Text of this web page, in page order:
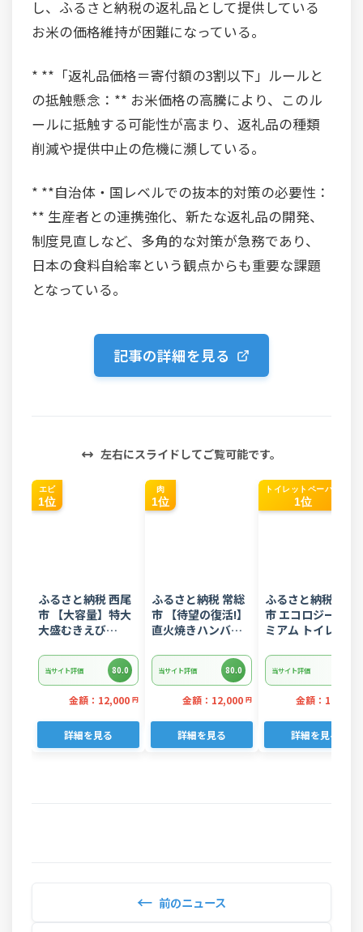
し、ふるさと納税の返礼品として提供している
お米の価格維持が困難になっている。
* **「返礼品価格＝寄付額の3割以下」ルールと
の抵触懸念：** お米価格の高騰により、このル
ールに抵触する可能性が高まり、返礼品の種類
削減や提供中止の危機に瀕している。
* **自治体・国レベルでの抜本的対策の必要性：
** 生産者との連携強化、新たな返礼品の開発、
制度見直しなど、多角的な対策が急務であり、
日本の食料自給率という観点からも重要な課題
となっている。
記事の詳細を見る
左右にスライドしてご覧可能です。
エビ
1位
ふるさと納税 西尾
市 【大容量】特大
大盛むきえび
当サイト評価 80.0
金額：12,000 円
詳細を見る
肉
1位
ふるさと納税 常総
市 【待望の復活!】
直火焼きハンバー
ス 3kg 22個入り
当サイト評価 80.0
金額：12,000 円
詳細を見る
トイレットペーパー
1位
ふるさと納税 富士
市 エコロジープレ
ミアム トイレット
ロール 日用品 人気
当サイト評価
金額：14,000
詳細を見る
← 前のニュース